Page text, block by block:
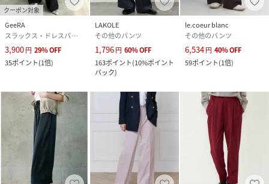
クーポン対象
GeeRA
スラックス・ドレスパンツ
3,900円 29%OFF
35ポイント(1倍)
LAKOLE
その他のパンツ
1,796円 60%OFF
163ポイント(10%ポイント
バック)
le.coeur blanc
その他のパンツ
6,534円 40%OFF
59ポイント(1倍)